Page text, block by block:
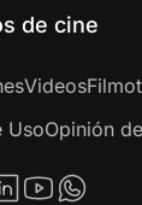
de cine
Videos
UsoOpinión